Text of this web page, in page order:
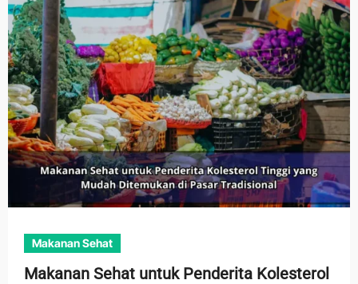
Makanan Sehat
Makanan Sehat untuk Penderita Kolesterol